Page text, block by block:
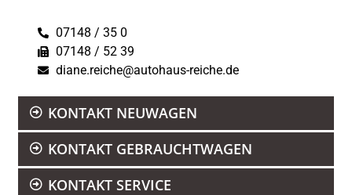
07148 / 35 0
07148 / 52 39
diane.reiche@autohaus-reiche.de
KONTAKT NEUWAGEN
KONTAKT GEBRAUCHTWAGEN
KONTAKT SERVICE